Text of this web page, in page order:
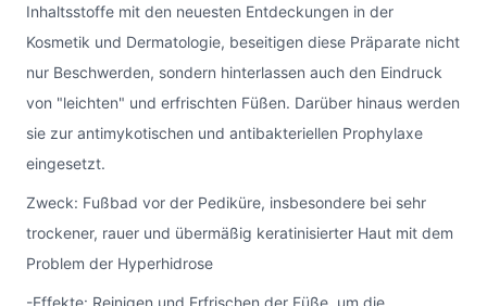
Inhaltsstoffe mit den neuesten Entdeckungen in der
Kosmetik und Dermatologie, beseitigen diese Präparate nicht
nur Beschwerden, sondern hinterlassen auch den Eindruck
von "leichten" und erfrischten Füßen. Darüber hinaus werden
sie zur antimykotischen und antibakteriellen Prophylaxe
eingesetzt.
Zweck: Fußbad vor der Pediküre, insbesondere bei sehr
trockener, rauer und übermäßig keratinisierter Haut mit dem
Problem der Hyperhidrose
-Effekte: Reinigen und Erfrischen der Füße, um die